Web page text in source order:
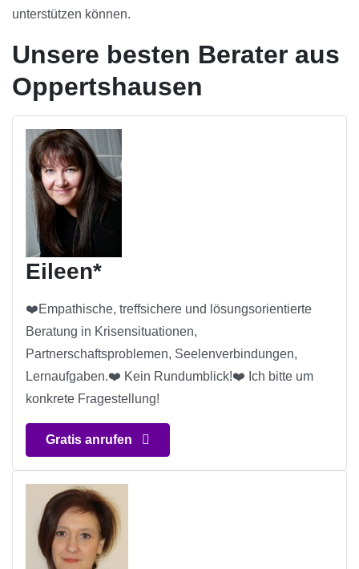
unterstützen können.
Unsere besten Berater aus
Oppertshausen
Eileen*
❤️Empathische, treffsichere und lösungsorientierte
Beratung in Krisensituationen,
Partnerschaftsproblemen, Seelenverbindungen,
Lernaufgaben.❤️ Kein Rundumblick!❤️ Ich bitte um
konkrete Fragestellung!
Gratis anrufen